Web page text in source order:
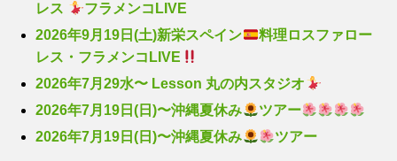
レス
フラメンコLIVE
2026年9月19日(土)新栄スペイン
料理ロスファロー
レス・フラメンコLIVE
2026年7月29水〜 Lesson 丸の内スタジオ
2026年7月19日(日)〜沖縄夏休み
ツアー
2026年7月19日(日)〜沖縄夏休み
ツアー